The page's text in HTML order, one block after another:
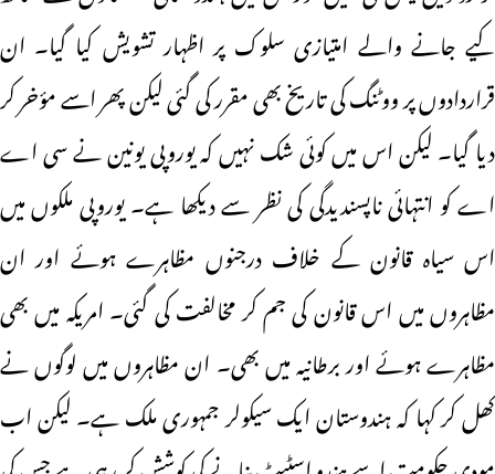
کیے جانے والے امتیازی سلوک پر اظہار تشویش کیا گیا۔ ان
قراردادوں پر ووٹنگ کی تاریخ بھی مقرر کی گئی لیکن پھر اسے مؤخر کر
دیا گیا۔ لیکن اس میں کوئی شک نہیں کہ یوروپی یونین نے سی اے
اے کو انتہائی ناپسندیدگی کی نظر سے دیکھا ہے۔ یوروپی ملکوں میں
اس سیاہ قانون کے خلاف درجنوں مظاہرے ہوئے اور ان
مظاہروں میں اس قانون کی جم کر مخالفت کی گئی۔ امریکہ میں بھی
مظاہرے ہوئے اور برطانیہ میں بھی۔ ان مظاہروں میں لوگوں نے
کھل کر کہا کہ ہندوستان ایک سیکولر جمہوری ملک ہے۔ لیکن اب